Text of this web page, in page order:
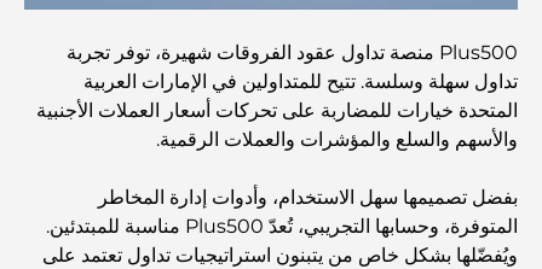
مطاعم في دبي هيلز: أفضل أماكن تناول الطعام في مركز متنامٍ
أفضل ملاعب الجولف للبطولات في دبي
المجتمعات السكنية المطلة على الواجهة البحرية في دبي: حياة
فاخرة على شاطئ البحر
Plus500 منصة تداول عقود الفروقات شهيرة، توفر تجربة
تداول سهلة وسلسة. تتيح للمتداولين في الإمارات العربية
المتحدة خيارات للمضاربة على تحركات أسعار العملات الأجنبية
والأسهم والسلع والمؤشرات والعملات الرقمية.
بفضل تصميمها سهل الاستخدام، وأدوات إدارة المخاطر
المتوفرة، وحسابها التجريبي، تُعدّ Plus500 مناسبة للمبتدئين.
ويُفضّلها بشكل خاص من يتبنون استراتيجيات تداول تعتمد على